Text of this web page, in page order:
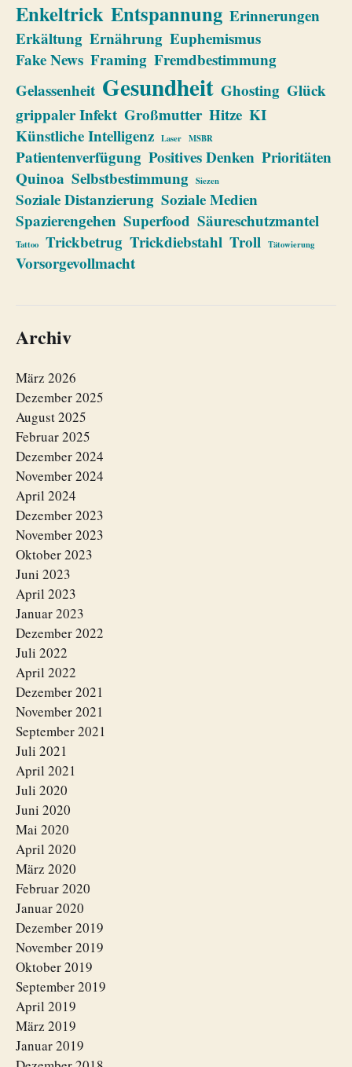
Enkeltrick Entspannung Erinnerungen
Erkältung Ernährung Euphemismus
Fake News Framing Fremdbestimmung
Gelassenheit Gesundheit Ghosting Glück
grippaler Infekt Großmutter Hitze KI
Künstliche Intelligenz Laser MSBR
Patientenverfügung Positives Denken Prioritäten
Quinoa Selbstbestimmung Siezen
Soziale Distanzierung Soziale Medien
Spazierengehen Superfood Säureschutzmantel
Tattoo Trickbetrug Trickdiebstahl Troll Tätowierung
Vorsorgevollmacht
Archiv
März 2026
Dezember 2025
August 2025
Februar 2025
Dezember 2024
November 2024
April 2024
Dezember 2023
November 2023
Oktober 2023
Juni 2023
April 2023
Januar 2023
Dezember 2022
Juli 2022
April 2022
Dezember 2021
November 2021
September 2021
Juli 2021
April 2021
Juli 2020
Juni 2020
Mai 2020
April 2020
März 2020
Februar 2020
Januar 2020
Dezember 2019
November 2019
Oktober 2019
September 2019
April 2019
März 2019
Januar 2019